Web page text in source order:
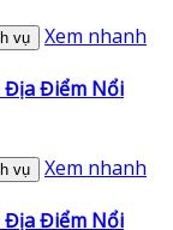
vụ Xem nhanh
Địa Điểm Nổi
vụ Xem nhanh
Địa Điểm Nổi